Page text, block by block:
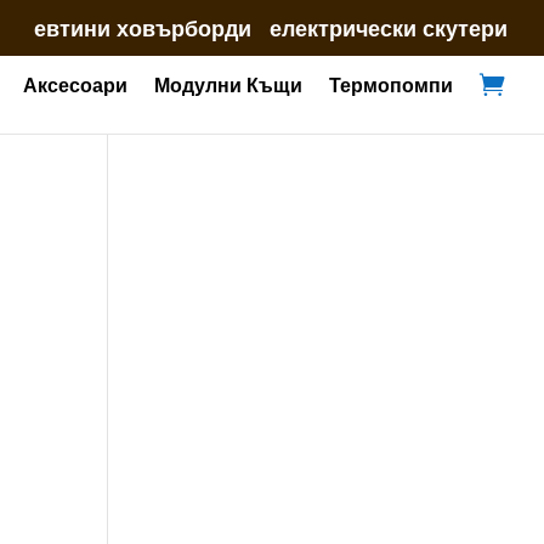
евтини ховърборди електрически скутери
Аксесоари Модулни Къщи Термопомпи 